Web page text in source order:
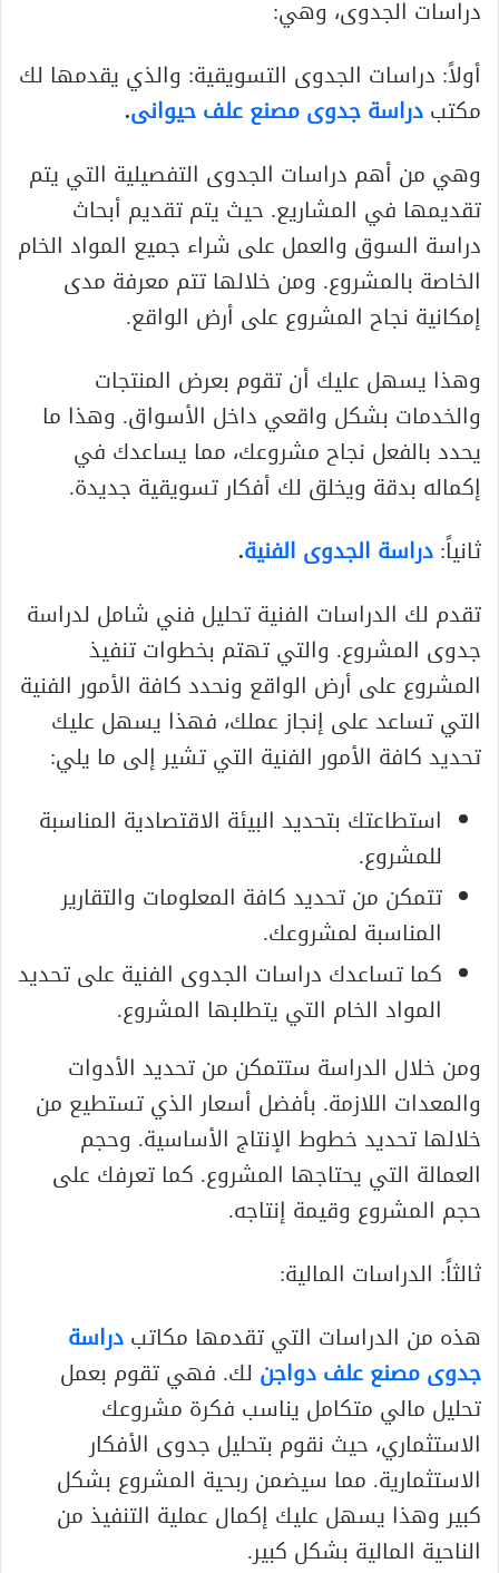
دراسات الجدوى، وهي:
أولاً: دراسات الجدوى التسويقية: والذي يقدمها لك
مكتبدراسة جدوى مصنع علف حيوانى.
وهي من أهم دراسات الجدوى التفصيلية التي يتم
تقديمها في المشاريع. حيث يتم تقديم أبحاث
دراسة السوق والعمل على شراء جميع المواد الخام
الخاصة بالمشروع. ومن خلالها تتم معرفة مدى
إمكانية نجاح المشروع على أرض الواقع.
وهذا يسهل عليك أن تقوم بعرض المنتجات
والخدمات بشكل واقعي داخل الأسواق. وهذا ما
يحدد بالفعل نجاح مشروعك، مما يساعدك في
إكماله بدقة ويخلق لك أفكار تسويقية جديدة.
ثانياً:دراسة الجدوى الفنية.
تقدم لك الدراسات الفنية تحليل فني شامل لدراسة
جدوى المشروع. والتي تهتم بخطوات تنفيذ
المشروع على أرض الواقع ونحدد كافة الأمور الفنية
التي تساعد على إنجاز عملك، فهذا يسهل عليك
تحديد كافة الأمور الفنية التي تشير إلى ما يلي:
استطاعتك بتحديد البيئة الاقتصادية المناسبة
للمشروع.
تتمكن من تحديد كافة المعلومات والتقارير
المناسبة لمشروعك.
كما تساعدك دراسات الجدوى الفنية على تحديد
المواد الخام التي يتطلبها المشروع.
ومن خلال الدراسة ستتمكن من تحديد الأدوات
والمعدات اللازمة. بأفضل أسعار الذي تستطيع من
خلالها تحديد خطوط الإنتاج الأساسية. وحجم
العمالة التي يحتاجها المشروع. كما تعرفك على
حجم المشروع وقيمة إنتاجه.
ثالثاً: الدراسات المالية:
هذه من الدراسات التي تقدمها مكاتبدراسة
جدوى مصنع علف دواجن لك. فهي تقوم بعمل
تحليل مالي متكامل يناسب فكرة مشروعك
الاستثماري، حيث نقوم بتحليل جدوى الأفكار
الاستثمارية. مما سيضمن ربحية المشروع بشكل
كبير وهذا يسهل عليك إكمال عملية التنفيذ من
الناحية المالية بشكل كبير.